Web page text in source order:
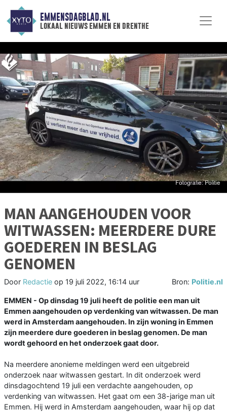
EMMENSDAGBLAD.NL
lokaal nieuws emmen en drenthe
MAN AANGEHOUDEN VOOR
WITWASSEN: MEERDERE DURE
GOEDEREN IN BESLAG
GENOMEN
Door Redactie op 19 juli 2022, 16:14 uur Bron: Politie.nl
EMMEN - Op dinsdag 19 juli heeft de politie een man uit
Emmen aangehouden op verdenking van witwassen. De man
werd in Amsterdam aangehouden. In zijn woning in Emmen
zijn meerdere dure goederen in beslag genomen. De man
wordt gehoord en het onderzoek gaat door.
Na meerdere anonieme meldingen werd een uitgebreid
onderzoek naar witwassen gestart. In dit onderzoek werd
dinsdagochtend 19 juli een verdachte aangehouden, op
verdenking van witwassen. Het gaat om een 38-jarige man uit
Emmen. Hij werd in Amsterdam aangehouden, waar hij op dat